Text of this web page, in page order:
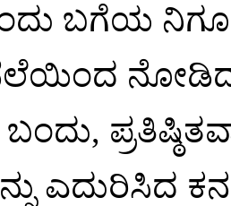
ಬಗೆಯ
ನೆಲೆಯಿಂದ
ಎದುರಿಸಿದ